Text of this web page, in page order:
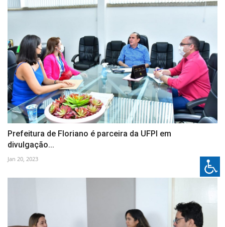
Prefeitura de Floriano é parceira da UFPI em
divulgação...
Jan 20, 2023